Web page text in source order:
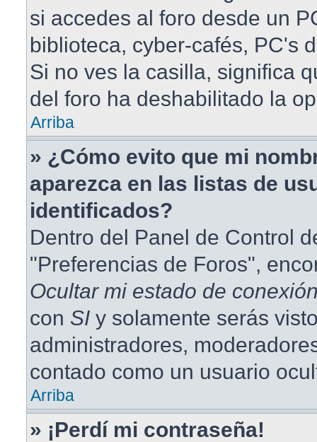
si accedes al foro desde un
biblioteca, cyber-cafés, PC's
Si no ves la casilla, significa
del foro ha deshabilitado la
Arriba
» ¿Cómo evito que mi
aparezca en las listas de
identificados?
Dentro del Panel de Control
"Preferencias de Foros",
Ocultar mi estado de
con SI y solamente serás
administradores,
contado como un usuario
Arriba
» ¡Perdí mi contraseña!